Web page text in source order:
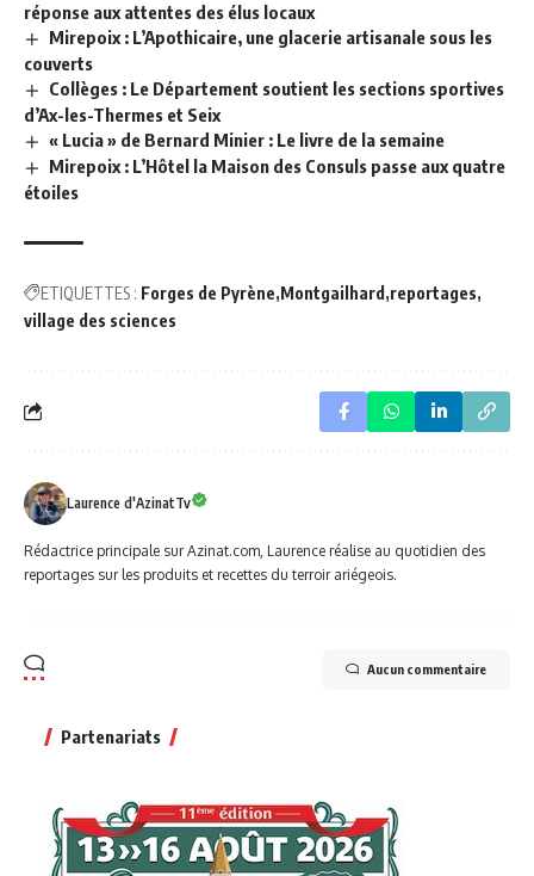
réponse aux attentes des élus locaux
Mirepoix : L’Apothicaire, une glacerie artisanale sous les
couverts
Collèges : Le Département soutient les sections sportives
d’Ax-les-Thermes et Seix
« Lucia » de Bernard Minier : Le livre de la semaine
Mirepoix : L’Hôtel la Maison des Consuls passe aux quatre
étoiles
ETIQUETTES : Forges de Pyrène Montgailhard reportages
village des sciences
Laurence d'AzinatTv
Rédactrice principale sur Azinat.com, Laurence réalise au quotidien des
reportages sur les produits et recettes du terroir ariégeois.
Aucun commentaire
Partenariats